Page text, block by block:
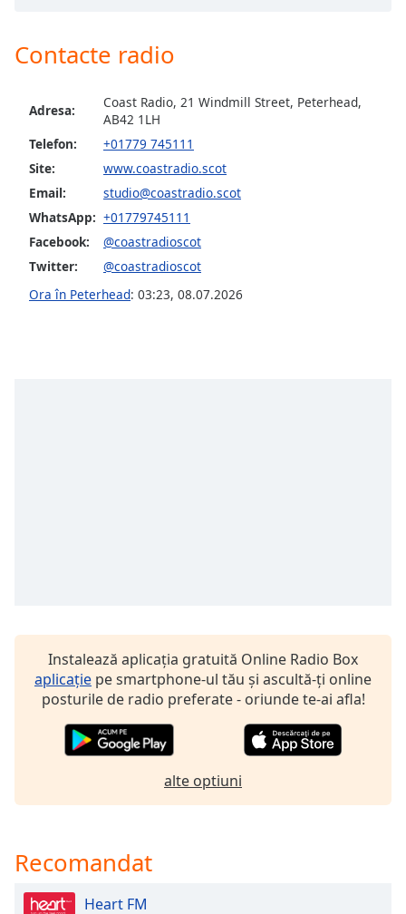
descriptions
off,
settings
opens
subtitles
settings
subtitles
off,
window.
cancel
Color
Opacity
Contacte radio
Adresa:
Coast Radio, 21 Windmill Street, Peterhead,
AB42 1LH
Telefon:
+01779 745111
Site:
www.coastradio.scot
Email:
studio@coastradio.scot
WhatsApp: +01779745111
Facebook:
@coastradioscot
Twitter:
@coastradioscot
Ora în Peterhead: 03:23, 08.07.2026
Instalează aplicația gratuită Online Radio Box
aplicație pe smartphone-ul tău și ascultă-ți online
posturile de radio preferate - oriunde te-ai afla!
alte optiuni
Recomandat
Heart FM